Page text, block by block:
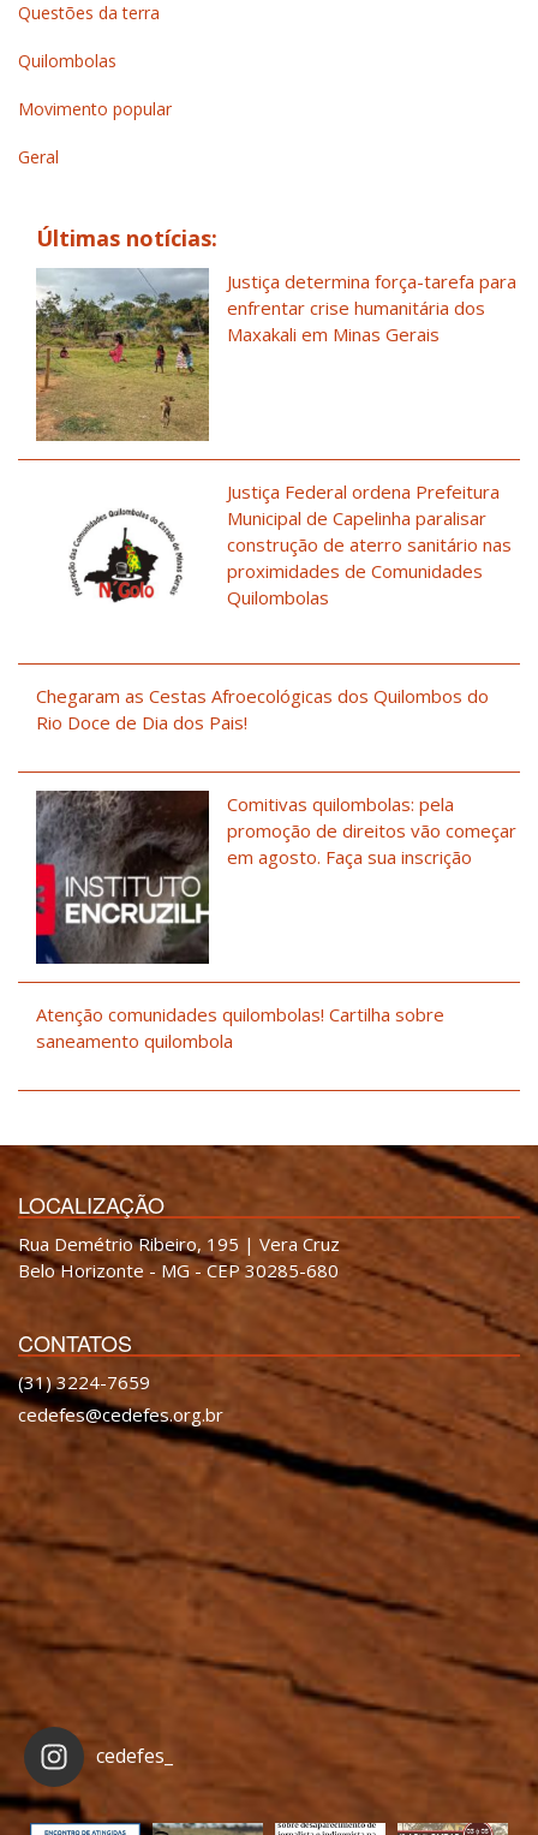
Questões da terra
Quilombolas
Movimento popular
Geral
Últimas notícias:
Justiça determina força-tarefa para
enfrentar crise humanitária dos
Maxakali em Minas Gerais
Justiça Federal ordena Prefeitura
Municipal de Capelinha paralisar
construção de aterro sanitário nas
proximidades de Comunidades
Quilombolas
Chegaram as Cestas Afroecológicas dos Quilombos do
Rio Doce de Dia dos Pais!
Comitivas quilombolas: pela
promoção de direitos vão começar
em agosto. Faça sua inscrição
Atenção comunidades quilombolas! Cartilha sobre
saneamento quilombola
LOCALIZAÇÃO
Rua Demétrio Ribeiro, 195 | Vera Cruz
Belo Horizonte - MG - CEP 30285-680
CONTATOS
(31) 3224-7659
cedefes@cedefes.org.br
cedefes_